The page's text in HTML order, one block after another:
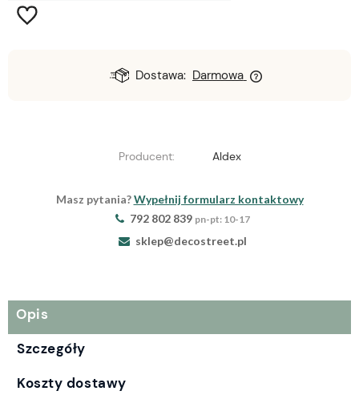
Dostawa: Darmowa
Producent: Aldex
Masz pytania?Wypełnij formularz kontaktowy
792 802 839 pn-pt: 10-17
sklep@decostreet.pl
Opis
Szczegóły
Koszty dostawy